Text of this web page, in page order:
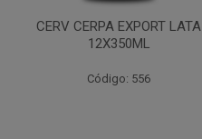
CERV CERPA EXPORT LATA
12X350ML
Código: 556